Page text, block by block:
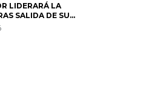
LIDERARÁ LA
SALIDA DE SU
CON